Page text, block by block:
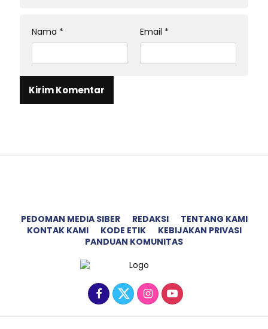
Nama * Email *
PEDOMAN MEDIA SIBER REDAKSI
TENTANG KAMI
KONTAK KAMI
KODE ETIK
KEBIJAKAN PRIVASI
PANDUAN KOMUNITAS